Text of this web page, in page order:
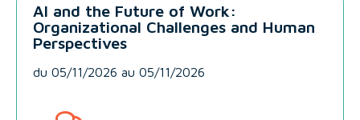
AI and the Future of Work:
Organizational Challenges and Human
Perspectives
du 05/11/2026 au 05/11/2026